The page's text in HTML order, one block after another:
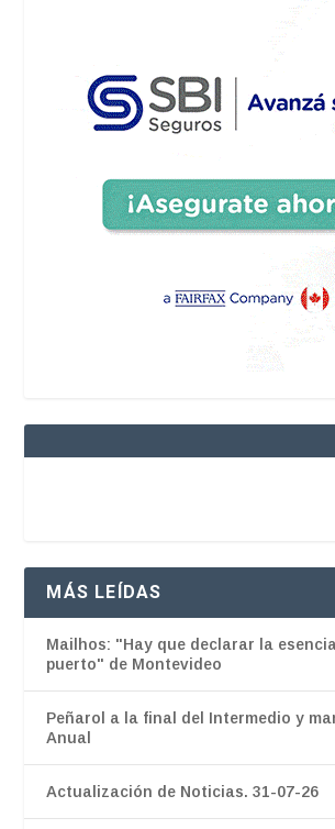
MÁS LEÍDAS
Mailhos: "Hay que declarar la
puerto" de Montevideo
Peñarol a la final del Intermedio y
Anual
Actualización de Noticias. 31-07-26